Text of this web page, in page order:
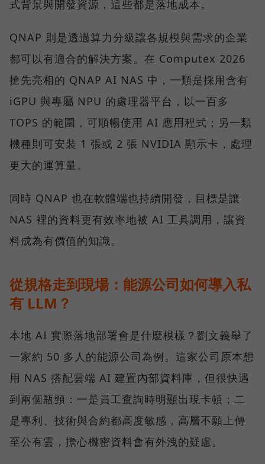
式背景與開發資源，這些都是落地成本。
QNAP 則是透過算力分級讓各規模與需求的企業
都可以有適合的解決方案。在 Computex 2026
搶先亮相的 QNAP AI NAS 中，一類是採用含有
iGPU 與專屬 NPU 的處理器平台，以一百多
TOPS 的範圍，可順暢使用 AI 應用程式；另一類
機種則可安裝 1 張或 2 張 NVIDIA 顯示卡，處理
更大的運算量。
同時 QNAP 也在軟體端也持續開發，目標是讓
NAS 裡的資料更有效率地被 AI 工具調用，讓資
料成為有價值的知識。
從規格走到現場：能源公司如何導入私
有 LLM？
本地 AI 實際落地部署會是什麼模樣？劉文義舉了
一家約 50 多人的能源公司為例。這家公司原本想
用 NAS 搭配雲端 AI 建置內部資料庫，但很快遇
到兩個瓶頸：一是員工查詢時明顯出現卡頓；二
是專利、技術與合約都高度敏感，高層不願上傳
至公有雲，擔心機密資料會有外洩的疑慮。